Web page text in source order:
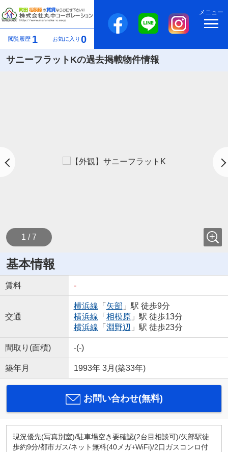
閲覧履歴 1 お気に入り 0
メニュー
サニーフラットKの過去掲載物件情報
1 / 7
基本情報
賃料 -
交通
横浜線 「 矢部 」駅 徒歩9分
横浜線 「 相模原」駅 徒歩13分
横浜線 「 淵野辺 」駅 徒歩23分
間取り(面積) -(-)
築年月 1993年 3月(築33年)
お問い合わせ(無料)
現況優先(写真別室)/駐車場空き要確認(2台目相談可)/矢部駅徒
歩約9分/都市ガス/ネット無料(40メガ+WiFi)/2口ガスコンロ付